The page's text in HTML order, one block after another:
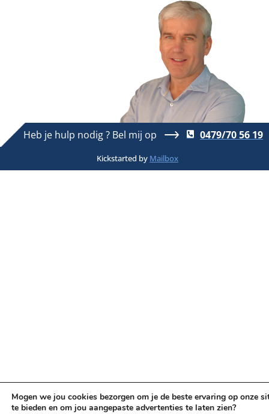
Heb je hulp nodig ? Bel mij op 0479/70 56 19
Kickstarted by Mailbox
Mogen we jou cookies bezorgen om je de beste ervaring op onze
te bieden en om jou aangepaste advertenties te laten zien?